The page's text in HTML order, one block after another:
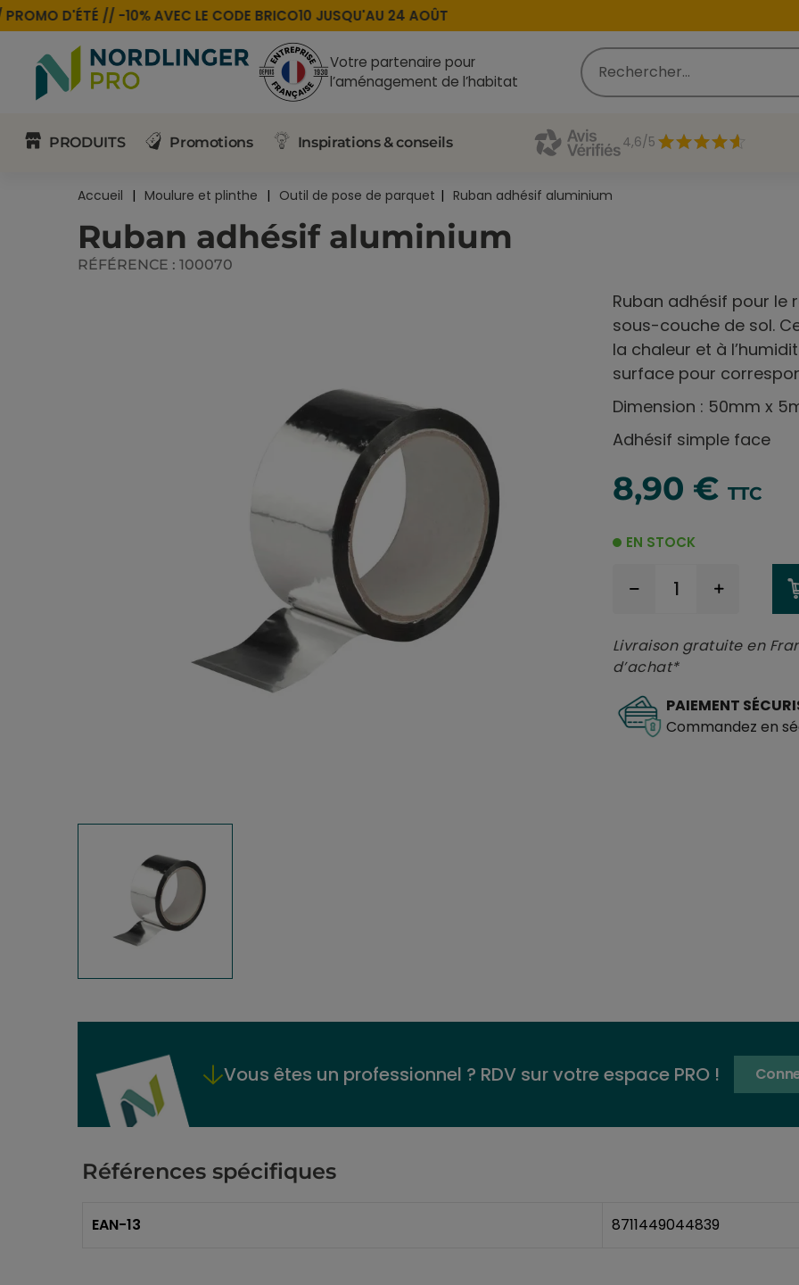
D'ÉTÉ // -10% AVEC LE CODEBRICO10JUSQU'AU 24 AOÛT
Votre partenaire pour
l’aménagement de l’habitat
PRODUITS Promotions Inspirations & conseils 4,6/5
Accueil Moulure et plinthe Outil de pose de parquet Ruban adhésif aluminium
Ruban adhésif aluminium
RÉFÉRENCE : 100070
Ruban adhésif pour
sous-couche de sol.
la chaleur et à
surface pour
Dimension : 50mm x
Adhésif simple face
8,90 € TTC
EN STOCK
Livraison gratuite en
d’achat*
PAIEMENT
Commandez en
Vous êtes un professionnel ? RDV sur votre espace PRO !
Références spécifiques
EAN-13 8711449044839